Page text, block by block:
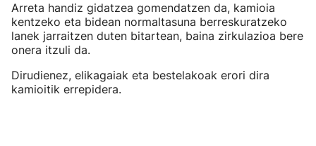
Arreta handiz gidatzea gomendatzen da, kamioia
kentzeko eta bidean normaltasuna berreskuratzeko
lanek jarraitzen duten bitartean, baina zirkulazioa bere
onera itzuli da.
Dirudienez, elikagaiak eta bestelakoak erori dira
kamioitik errepidera.